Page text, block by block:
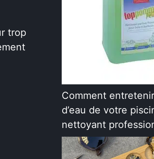
trop
Comment
d’eau de votre
nettoyant